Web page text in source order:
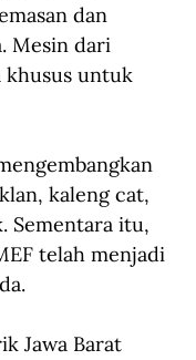
dan
Mesin dari
khusus untuk
kaleng cat,
Sementara itu,
telah menjadi
Jawa Barat